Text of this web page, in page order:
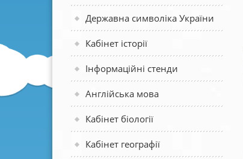
Державна символіка України
Кабінет історії
Інформаційні стенди
Англійська мова
Кабінет біології
Кабінет географії